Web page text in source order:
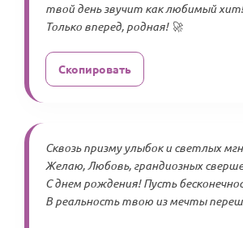
твой день звучит как любимый хит!
Только вперед, родная! 🚀
Скопировать
Сквозь призму улыбок и светлых
Желаю, Любовь, грандиозных
С днем рождения! Пусть
В реальность твою из мечты